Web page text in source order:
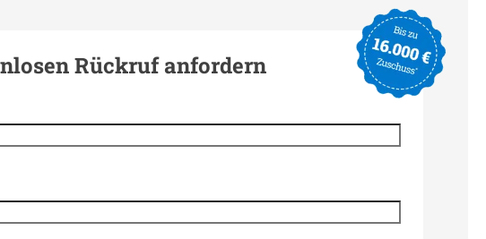
Rückruf anfordern